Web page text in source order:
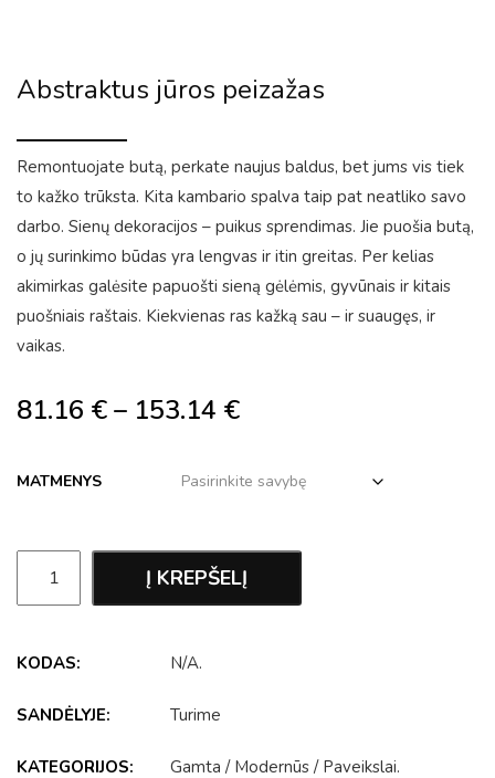
Abstraktus jūros peizažas
Remontuojate butą, perkate naujus baldus, bet jums vis tiek
to kažko trūksta. Kita kambario spalva taip pat neatliko savo
darbo. Sienų dekoracijos – puikus sprendimas. Jie puošia butą,
o jų surinkimo būdas yra lengvas ir itin greitas. Per kelias
akimirkas galėsite papuošti sieną gėlėmis, gyvūnais ir kitais
puošniais raštais. Kiekvienas ras kažką sau – ir suaugęs, ir
vaikas.
81.16 €– 153.14 €
MATMENYS
Į KREPŠELĮ
KODAS: N/A.
SANDĖLYJE: Turime
KATEGORIJOS: Gamta / Modernūs / Paveikslai.